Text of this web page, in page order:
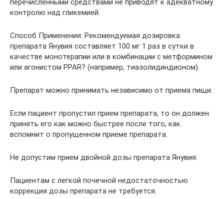
перечисленными средствами не приводят к адекватному
контролю над гликемией.
Способ Применения: Рекомендуемая дозировка
препарата Янувия составляет 100 мг 1 раз в сутки в
качестве монотерапии или в комбинации с метформином
или агонистом PPAR? (например, тиазолидиндионом).
Препарат можно принимать независимо от приема пищи.
Если пациент пропустил прием препарата, то он должен
принять его как можно быстрее после того, как
вспомнит о пропущенном приеме препарата.
Не допустим прием двойной дозы препарата Янувия.
Пациентам с легкой почечной недостаточностью
коррекция дозы препарата не требуется.